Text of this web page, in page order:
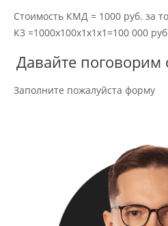
Стоимость КМД = 1000 руб. за
К3 =1000х100х1х1х1=100 000
Давайте
Заполните пожалуйста форму